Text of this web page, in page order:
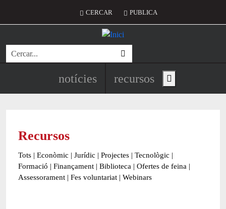
Menú del compte d'usuari
CERCAR PUBLICA
Cerca
Navegació principal de
notícies recursos Show main menu
Recursos
Tots | Econòmic | Jurídic | Projectes | Tecnològic |
Formació | Finançament | Biblioteca | Ofertes de feina |
Assessorament | Fes voluntariat | Webinars